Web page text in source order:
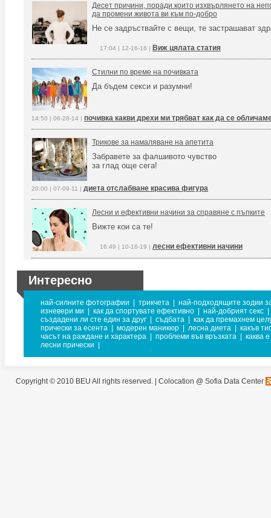
Десет причини, поради които изхвърлянето на
да промени живота ви към по-добро
Не се задръствайте с вещи, те застрашават
17:04 | 12-16-16 | Виж цялата статия
Стилни по време на почивката
Да бъдем секси и разумни!
14:50 | 06-28-14 | почивка какви дрехи ми трябват как да се
Трикове за намаляване на апетита
Забравете за фалшивото чувство
за глад още сега!
20:00 | 07-09-11 | диета отслабване красива фигура
Лесни и ефективни начини за справяне с пъпките
Вижте кои са те!
16:49 | 10-16-19 | лесни ефективни начини
Интересно
най-силните фотографии трикчета
най-подходящите зодии
изневери ми
как да спортувате ефективно най-добрият секс
създадени ли сте един за друг
съдбата
как да премахнем
прически за есента
модерен маникюр лесна диета
какъв
часът на раждане и характера
проблеми във връзката
каква
лесни прически
Copyright © 2010 BEU All rights reserved. | Colocation @ Sofia Data Center